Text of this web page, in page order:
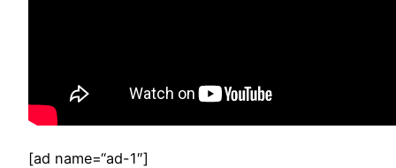
[ad name=“ad-1″]